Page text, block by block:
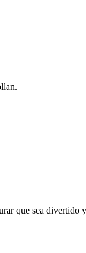
que sea divertido